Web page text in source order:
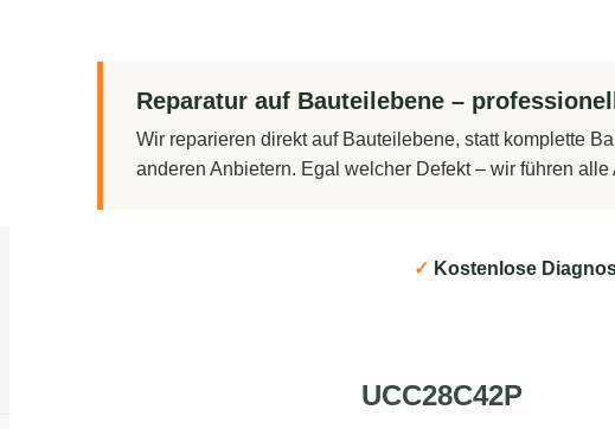
Reparatur auf Bauteilebene –
Wir reparieren direkt auf Bauteilebene, statt komplette
anderen Anbietern. Egal welcher Defekt – wir führen
✓ Kostenlose
UCC28C42P